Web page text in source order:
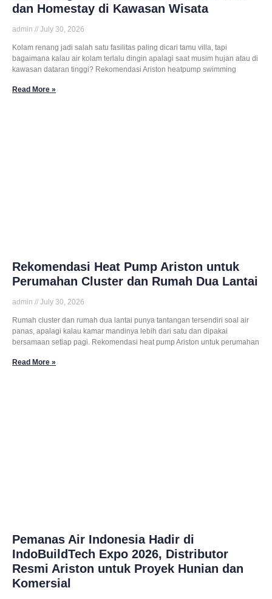
dan Homestay di Kawasan Wisata
admin July 30, 2026
Kolam renang jadi salah satu fasilitas paling dicari tamu villa, tapi
bagaimana kalau air kolam terlalu dingin apalagi saat musim hujan atau di
kawasan dataran tinggi? Rekomendasi Ariston heatpump swimming
Read More »
Rekomendasi Heat Pump Ariston untuk
Perumahan Cluster dan Rumah Dua Lantai
admin July 30, 2026
Rumah cluster dan rumah dua lantai punya tantangan tersendiri soal air
panas, apalagi kalau kamar mandinya lebih dari satu dan dipakai
bersamaan setiap pagi. Rekomendasi heat pump Ariston untuk perumahan
Read More »
Pemanas Air Indonesia Hadir di
IndoBuildTech Expo 2026, Distributor
Resmi Ariston untuk Proyek Hunian dan
Komersial